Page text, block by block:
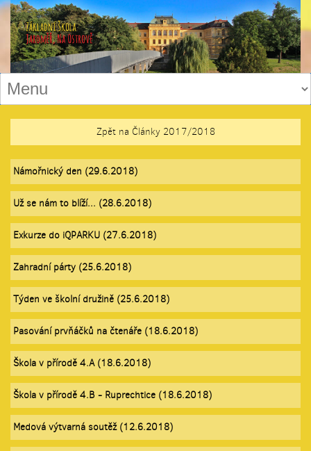
Zpět na Články 2017/2018
Námořnický den (29.6.2018)
Už se nám to blíží... (28.6.2018)
Exkurze do iQPARKU (27.6.2018)
Zahradní párty (25.6.2018)
Týden ve školní družině (25.6.2018)
Pasování prvňáčků na čtenáře (18.6.2018)
Škola v přírodě 4.A (18.6.2018)
Škola v přírodě 4.B - Ruprechtice (18.6.2018)
Medová výtvarná soutěž (12.6.2018)